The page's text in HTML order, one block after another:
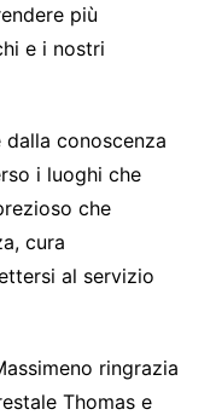
più
e i nostri
conoscenza
i luoghi che
che
cura
al servizio
ringrazia
Thomas e